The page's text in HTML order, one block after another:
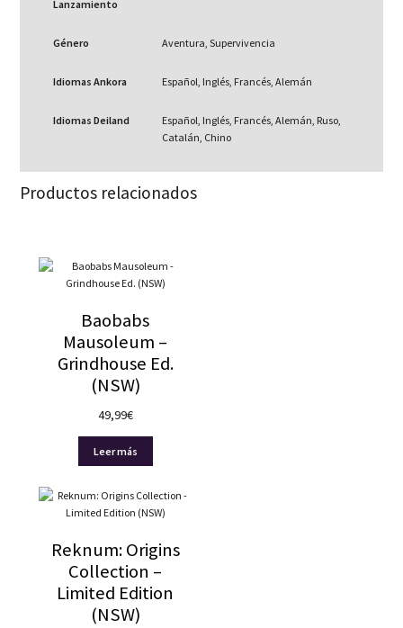
Lanzamiento
Género Aventura, Supervivencia
Idiomas Ankora Español, Inglés, Francés, Alemán
Idiomas Deiland
Español, Inglés, Francés, Alemán, Ruso,
Catalán, Chino
Productos relacionados
Baobabs
Mausoleum –
Grindhouse Ed.
(NSW)
49,99€
Leer más
Reknum: Origins
Collection –
Limited Edition
(NSW)